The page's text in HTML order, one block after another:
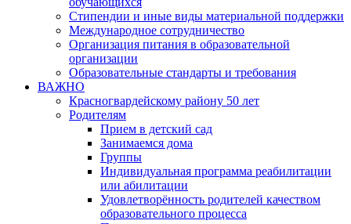
Стипендии и иные виды материальной поддержки
Международное сотрудничество
Организация питания в образовательной
организации
Образовательные стандарты и требования
ВАЖНО
Красногвардейскому району 50 лет
Родителям
Прием в детский сад
Занимаемся дома
Группы
Индивидуальная программа реабилитации
или абилитации
Удовлетворённость родителей качеством
образовательного процесса